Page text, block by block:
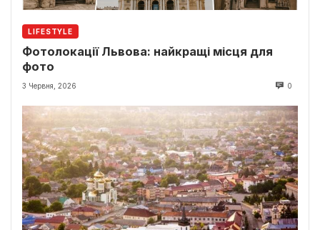
LIFESTYLE
Фотолокації Львова: найкращі місця для
фото
3 Червня, 2026 0